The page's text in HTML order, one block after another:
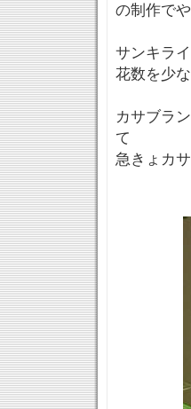
の制作で
サンキラ
花数を少
カサブラ
て
急きょカ